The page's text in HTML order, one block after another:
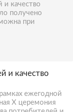
и качество
получено
при
и качество
ежегодной
Х церемония